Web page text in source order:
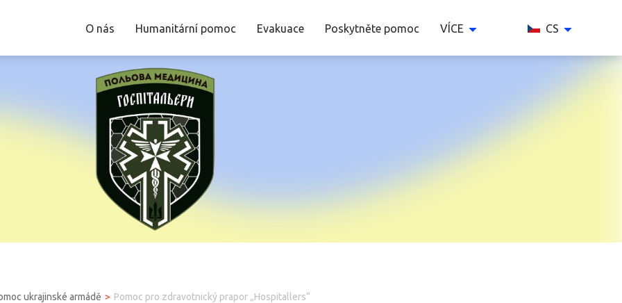
O nás Humanitární pomoc Evakuace Poskytněte pomoc VÍCE CS
ukrajinské armádě Pomoc pro zdravotnický prapor „Hospitallers“